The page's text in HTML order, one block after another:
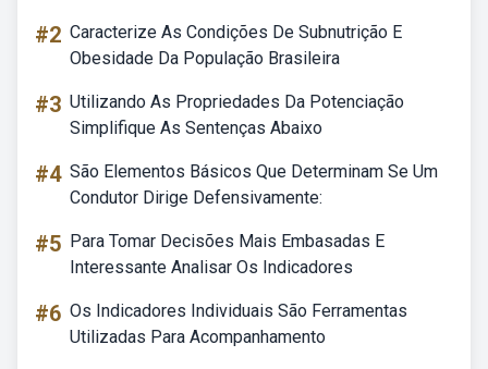
#2 Caracterize As Condições De Subnutrição E
Obesidade Da População Brasileira
#3 Utilizando As Propriedades Da Potenciação
Simplifique As Sentenças Abaixo
#4 São Elementos Básicos Que Determinam Se Um
Condutor Dirige Defensivamente:
#5 Para Tomar Decisões Mais Embasadas E
Interessante Analisar Os Indicadores
#6 Os Indicadores Individuais São Ferramentas
Utilizadas Para Acompanhamento